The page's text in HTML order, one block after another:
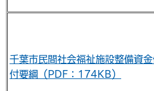
千葉市民間社会福祉施設整備資
付要綱（PDF：174KB）